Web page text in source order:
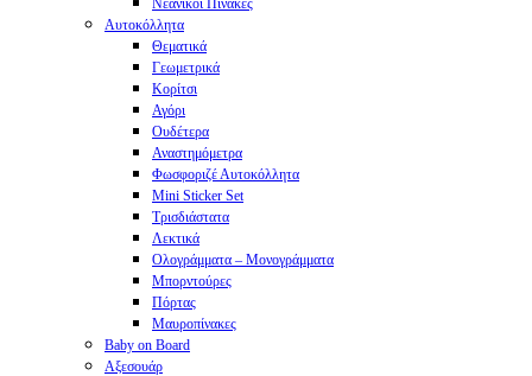
Νεανικοί Πίνακες
Αυτοκόλλητα
Θεματικά
Γεωμετρικά
Κορίτσι
Αγόρι
Ουδέτερα
Αναστημόμετρα
Φωσφοριζέ Αυτοκόλλητα
Mini Sticker Set
Tρισδιάστατα
Λεκτικά
Ολογράμματα – Μονογράμματα
Μπορντούρες
Πόρτας
Μαυροπίνακες
Baby on Board
Αξεσουάρ